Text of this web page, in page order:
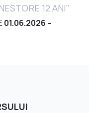
12 ANI"
01.06.2026 –